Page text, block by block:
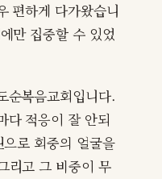
편하게 다가왔습니
만 집중할 수 있었
순복음교회입니다.
다 적응이 잘 안되
로 회중의 얼굴을
리고 그 비중이 무